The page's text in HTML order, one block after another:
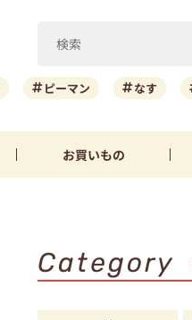
ピーマン なす
お買いもの
Category